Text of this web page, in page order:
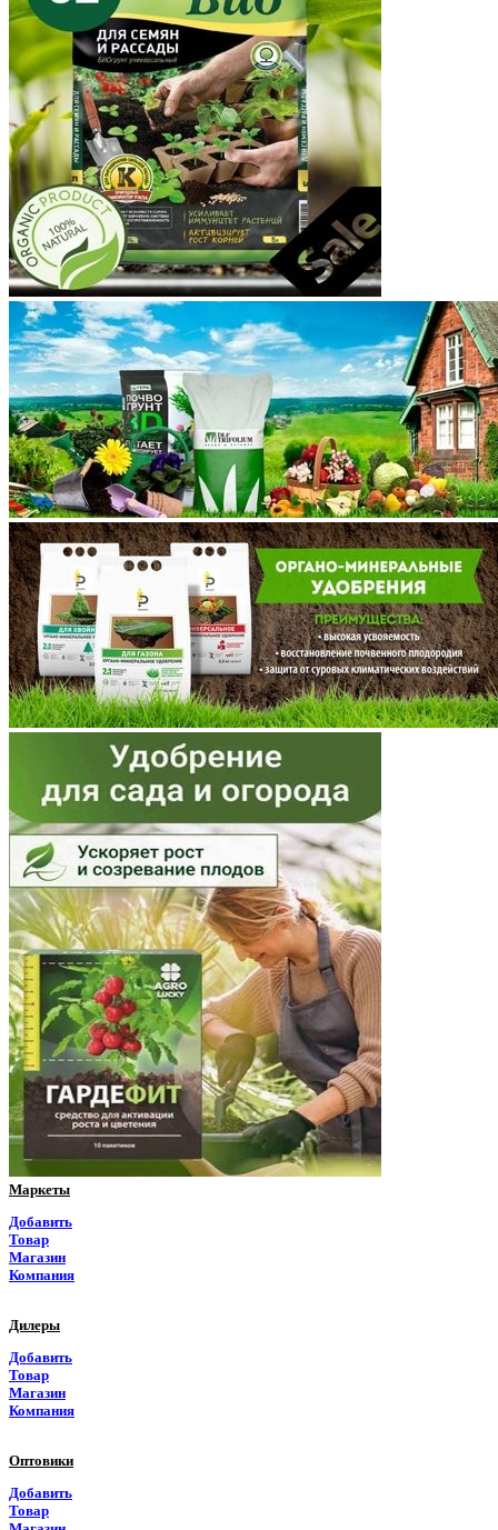
Коми
Корякский округ
Костромская область
Краснодарский край
Красноярский край
Крым
Курганская область
Курская область
Ленинградская область
Липецкая область
Магаданская область
Марий Эл
Мордовия
Московская область
Мурманская область
Ненецкий АО
Нижегородская область
Новгородская область
Новосибирская область
Омская область
Оренбургская область
Орловская область
Пензенская область
Пермский край
Приморский край
Псковская область
Ростовская область
Маркеты
Добавить
Товар
Магазин
Компания
Дилеры
Добавить
Товар
Магазин
Компания
Оптовики
Добавить
Товар